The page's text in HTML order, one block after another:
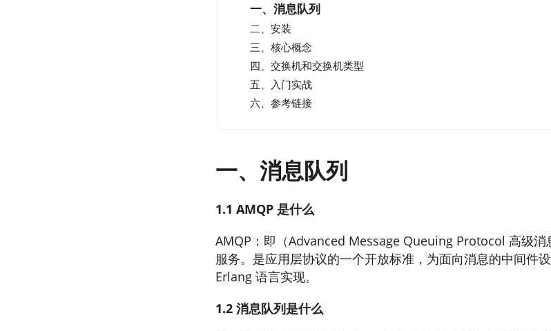
一、消息队列
二、安装
三、核心概念
四、交换机和交换机类型
五、入门实战
六、参考链接
一、消息队列
1.1 AMQP 是什么
AMQP：即（Advanced Message Queuing Protocol 高级消
服务。是应用层协议的一个开放标准，为面向消息的中间件设
Erlang 语言实现。
1.2 消息队列是什么